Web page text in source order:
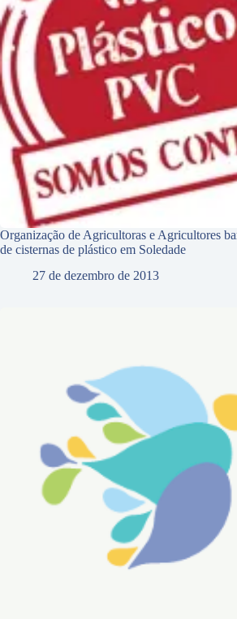
Organização de Agricultoras e Agricultores
de cisternas de plástico em Soledade
27 de dezembro de 2013